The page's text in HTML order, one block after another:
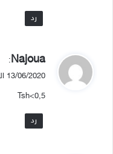
رد
ي
ق
ل
Najoua
:
13/06/2020 الساعة 10:06 ص
Tsh<0,5
رد